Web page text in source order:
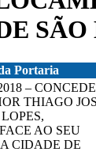
Portaria
–
THIAGO
AO SEU
CIDADE DE